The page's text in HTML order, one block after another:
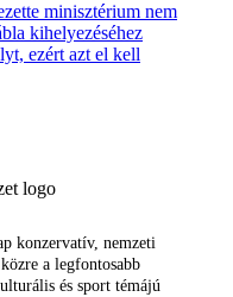
minisztérium nem
kihelyezéséhez
ezért azt el kell
konzervatív, nemzeti
a legfontosabb
és sport témájú